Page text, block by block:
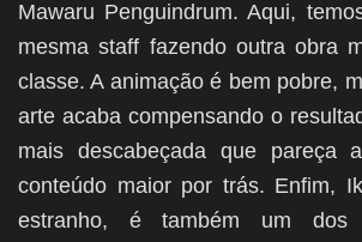
Mawaru Penguindrum. Aqui,
mesma staff fazendo outra obra
classe. A animação é bem pobre,
arte acaba compensando o
mais descabeçada que pareça
conteúdo maior por trás. Enfim,
estranho, é também um dos